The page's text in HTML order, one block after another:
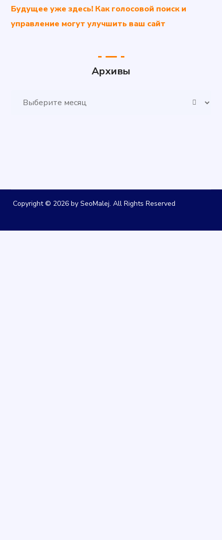
Будущее уже здесь! Как голосовой поиск и
управление могут улучшить ваш сайт
Архивы
Архивы
Copyright © 2026 by SeoMalej. All Rights Reserved